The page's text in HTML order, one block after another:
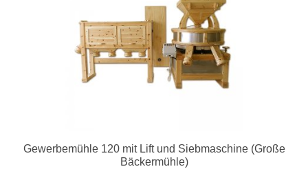
Gewerbemühle 120 mit Lift und Siebmaschine (Große
Bäckermühle)